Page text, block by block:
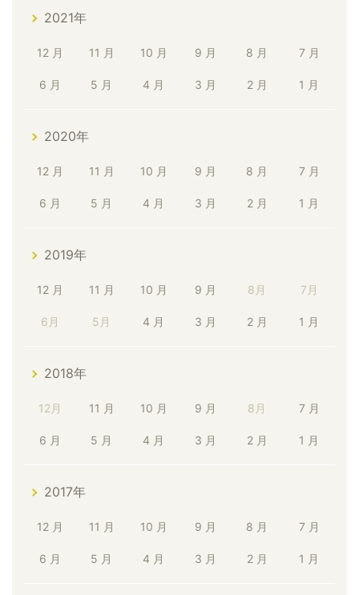
2021年
12 月 11 月 10 月 9 月 8 月 7 月
6 月 5 月 4 月 3 月 2 月 1 月
2020年
12 月 11 月 10 月 9 月 8 月 7 月
6 月 5 月 4 月 3 月 2 月 1 月
2019年
12 月 11 月 10 月 9 月 8月 7月
6月 5月 4 月 3 月 2 月 1 月
2018年
12月 11 月 10 月 9 月 8月 7 月
6 月 5 月 4 月 3 月 2 月 1 月
2017年
12 月 11 月 10 月 9 月 8 月 7 月
6 月 5 月 4 月 3 月 2 月 1 月